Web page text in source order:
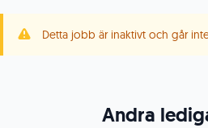
Detta jobb är inaktivt och går
Andra